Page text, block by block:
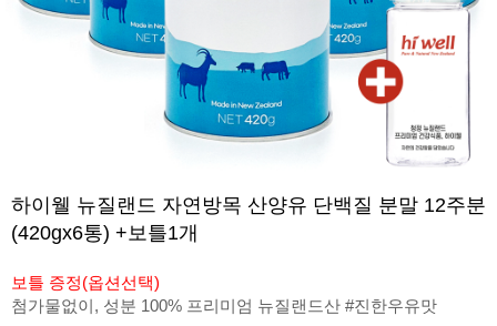
하이웰 뉴질랜드 자연방목 산양유 단백질 분말 12주분
(420gx6통) +보틀1개
보틀 증정(옵션선택)
첨가물없이, 성분 100% 프리미엄 뉴질랜드산 #진한우유맛